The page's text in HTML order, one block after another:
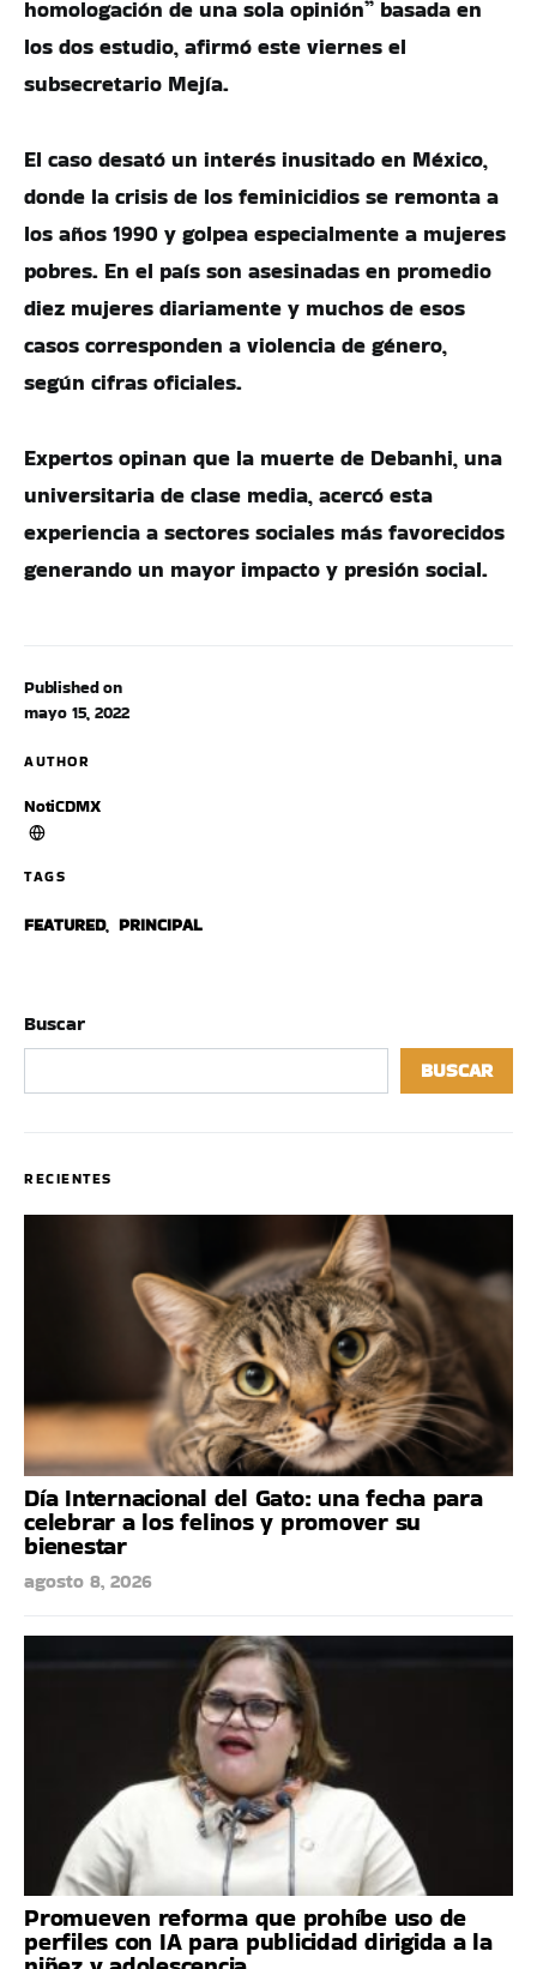
Published on
mayo 15, 2022
AUTHOR
NotiCDMX
TAGS
FEATURED, PRINCIPAL
homologación de una sola opinión” basada en
los dos estudio, afirmó este viernes el
subsecretario Mejía.
El caso desató un interés inusitado en México,
donde la crisis de los feminicidios se remonta a
los años 1990 y golpea especialmente a mujeres
pobres. En el país son asesinadas en promedio
diez mujeres diariamente y muchos de esos
casos corresponden a violencia de género,
según cifras oficiales.
Expertos opinan que la muerte de Debanhi, una
universitaria de clase media, acercó esta
experiencia a sectores sociales más favorecidos
generando un mayor impacto y presión social.
Buscar
BUSCAR
RECIENTES
Día Internacional del Gato: una fecha para
celebrar a los felinos y promover su
bienestar
agosto 8, 2026
Promueven reforma que prohíbe uso de
perfiles con IA para publicidad dirigida a la